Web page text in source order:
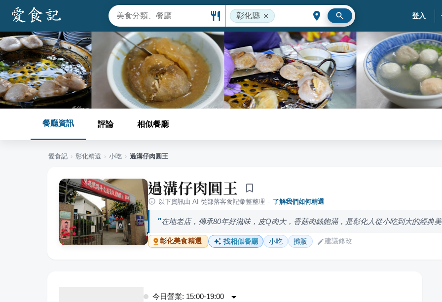
彰化縣 登入
餐廳資訊 評論 相似餐廳
愛食記 › 彰化精選 › 小吃 › 過溝仔肉圓王
過溝仔肉圓王
以下資訊由 AI 從部落客食記彙整整理 · 了解我們如何精選
在地老店，傳承80年好滋味，皮Q肉大，香菇肉絲飽滿，是彰化人從小吃到大的經典
彰化美食精選 找相似餐廳 小吃 攤販 建議修改
今日營業: 15:00-19:00